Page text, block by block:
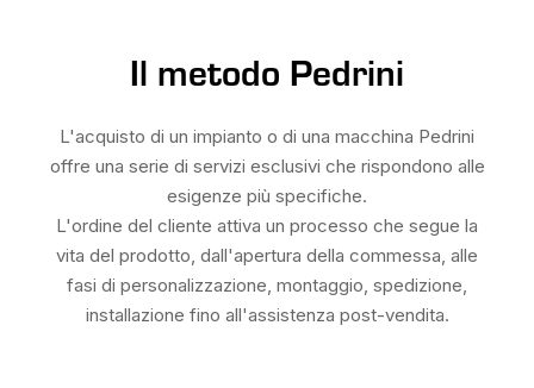
Il metodo Pedrini
L'acquisto di un impianto o di una macchina Pedrini
offre una serie di servizi esclusivi che rispondono alle
esigenze più specifiche.
L'ordine del cliente attiva un processo che segue la
vita del prodotto, dall'apertura della commessa, alle
fasi di personalizzazione, montaggio, spedizione,
installazione fino all'assistenza post-vendita.